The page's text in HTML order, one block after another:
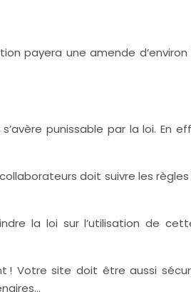
payera une amende
punissable par la loi. En
doit suivre les
la loi sur l’utilisation de
! Votre site doit être aussi